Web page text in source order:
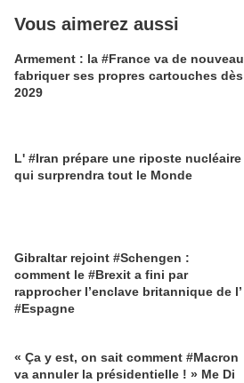
Vous aimerez aussi
Armement : la #France va de nouveau
fabriquer ses propres cartouches dès
2029
L' #Iran prépare une riposte nucléaire
qui surprendra tout le Monde
Gibraltar rejoint #Schengen :
comment le #Brexit a fini par
rapprocher l’enclave britannique de l’
#Espagne
« Ça y est, on sait comment #Macron
va annuler la présidentielle ! » Me Di